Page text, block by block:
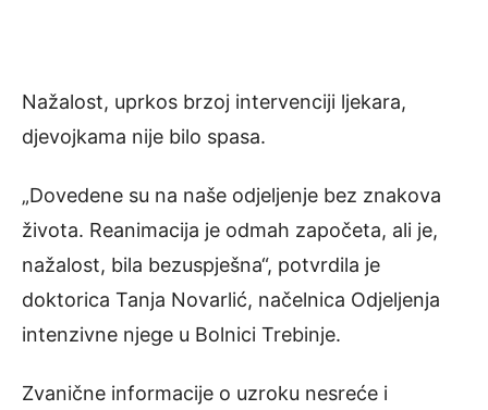
Nažalost, uprkos brzoj intervenciji ljekara,
djevojkama nije bilo spasa.
„Dovedene su na naše odjeljenje bez znakova
života. Reanimacija je odmah započeta, ali je,
nažalost, bila bezuspješna“, potvrdila je
doktorica Tanja Novarlić, načelnica Odjeljenja
intenzivne njege u Bolnici Trebinje.
Zvanične informacije o uzroku nesreće i